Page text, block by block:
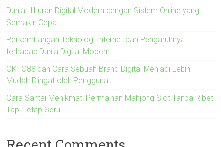
Dunia Hiburan Digital Modern dengan Sistem Online yang
Semakin Cepat
Perkembangan Teknologi Internet dan Pengaruhnya
terhadap Dunia Digital Modern
OKTO88 dan Cara Sebuah Brand Digital Menjadi Lebih
Mudah Diingat oleh Pengguna
Cara Santai Menikmati Permainan Mahjong Slot Tanpa Ribet
Tapi Tetap Seru